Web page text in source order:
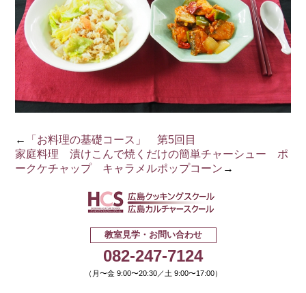
←
「お料理の基礎コース」 第5回目
家庭料理 漬けこんで焼くだけの簡単チャーシュー ポ
ークケチャップ キャラメルポップコーン →
教室見学・お問い合わせ
082-247-7124
（月〜金 9:00〜20:30／土 9:00〜17:00）